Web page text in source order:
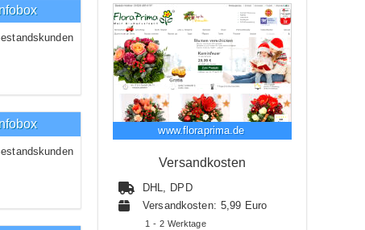
www.floraprima.de
Versandkosten
DHL, DPD
Versandkosten: 5,99 Euro
1 - 2 Werktage